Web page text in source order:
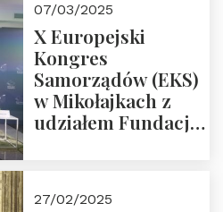
07/03/2025
X Europejski
Kongres
Samorządów (EKS)
w Mikołajkach z
udziałem Fundacji
27/02/2025